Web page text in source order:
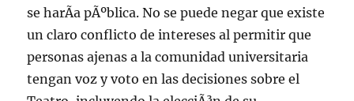
se harÃ­a pÃºblica. No se puede negar que existe
un claro conflicto de intereses al permitir que
personas ajenas a la comunidad universitaria
tengan voz y voto en las decisiones sobre el